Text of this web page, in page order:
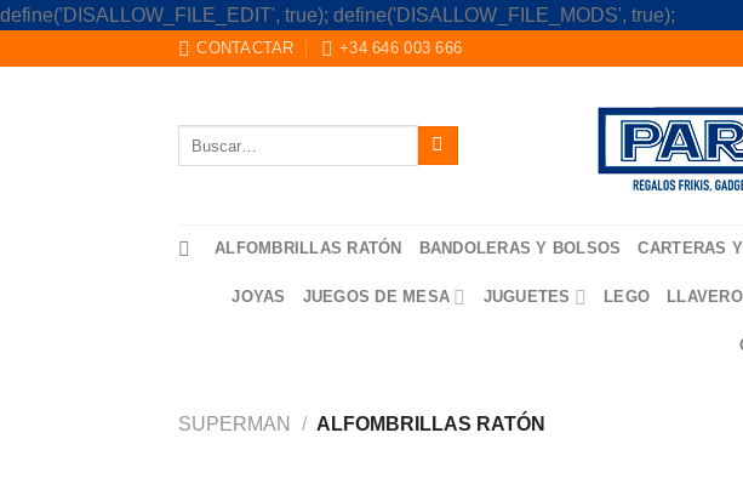
define('DISALLOW_FILE_EDIT', true); define('DISALLOW_FILE_MODS', true);
CONTACTAR +34 646 003 666
ALFOMBRILLAS RATÓN BANDOLERAS Y BOLSOS CARTERAS
JOYAS JUEGOS DE MESA JUGUETES LEGO
SUPERMAN / ALFOMBRILLAS RATÓN